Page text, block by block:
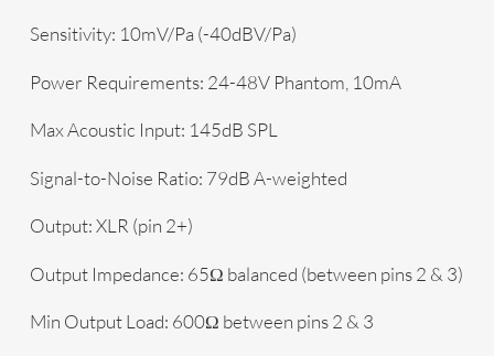
Sensitivity: 10mV/Pa (-40dBV/Pa)
Power Requirements: 24-48V Phantom, 10mA
Max Acoustic Input: 145dB SPL
Signal-to-Noise Ratio: 79dB A-weighted
Output:XLR (pin 2+)
Output Impedance: 65Ω balanced (between pins 2 & 3)
Min Output Load: 600Ω between pins 2 & 3